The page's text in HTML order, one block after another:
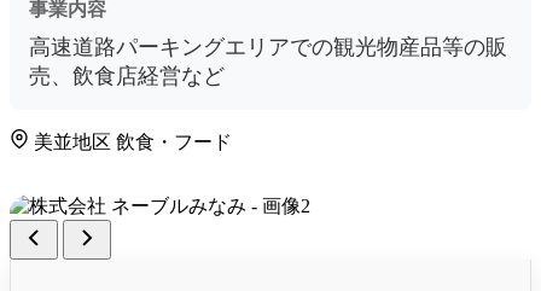
事業内容
高速道路パーキングエリアでの観光物産品等の販
売、飲食店経営など
美並地区 飲食・フード